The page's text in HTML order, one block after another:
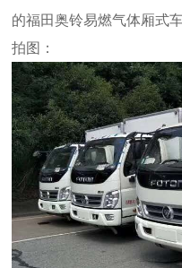
的福田奥铃易燃气体厢式
拍图：